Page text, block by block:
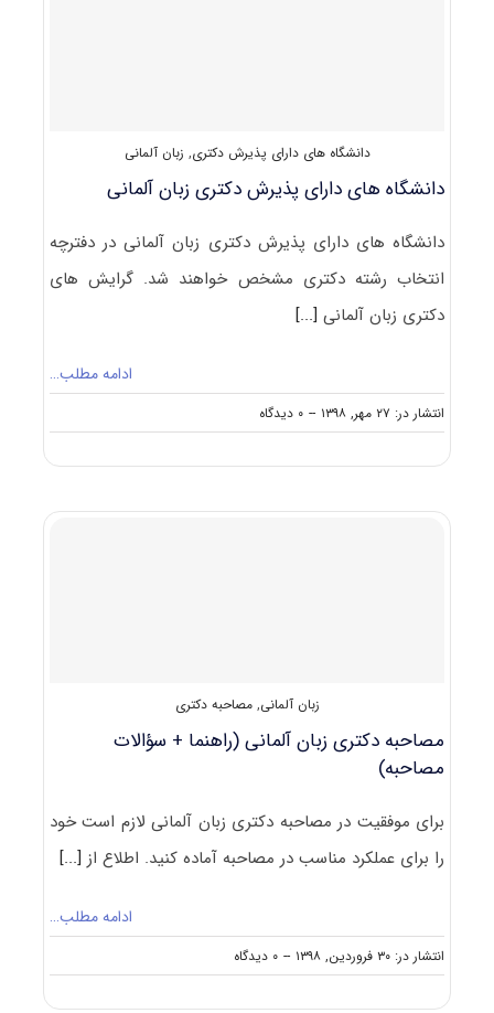
دانشگاه های دارای پذیرش دکتری, زبان آلمانی
دانشگاه های دارای پذیرش دکتری زﺑﺎن آﻟﻤﺎنی
دانشگاه های دارای پذیرش دکتری زﺑﺎن آﻟﻤﺎنی در دفترچه
انتخاب رشته دکتری مشخص خواهند شد. گرایش های
دکتری زﺑﺎن آﻟﻤﺎنی[...]
ادامه مطلب…
انتشار در: ۲۷ مهر, ۱۳۹۸ -- ۰ دیدگاه
on
دانشگاه
دکتری
زبان آلمانی,مصاحبه دکتری
مصاحبه دکتری زبان آلمانی (راهنما + سؤالات
مصاحبه)
برای موفقیت در مصاحبه دکتری زبان آلمانی لازم است خود
را برای عملکرد مناسب در مصاحبه آماده کنید. اطلاع از[...]
ادامه مطلب…
انتشار در: ۳۰ فروردین, ۱۳۹۸ -- ۰ دیدگاه
on
مصاحبه